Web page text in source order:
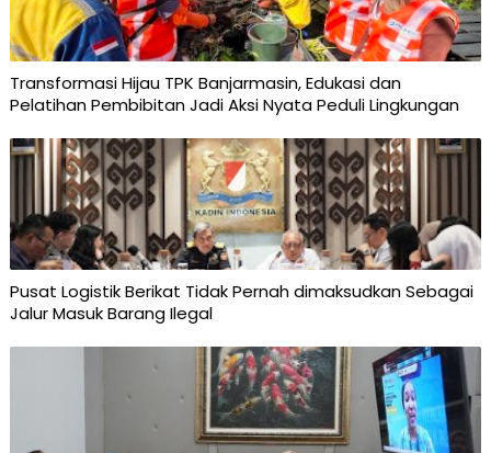
Transformasi Hijau TPK Banjarmasin, Edukasi dan
Pelatihan Pembibitan Jadi Aksi Nyata Peduli Lingkungan
Pusat Logistik Berikat Tidak Pernah dimaksudkan Sebagai
Jalur Masuk Barang Ilegal